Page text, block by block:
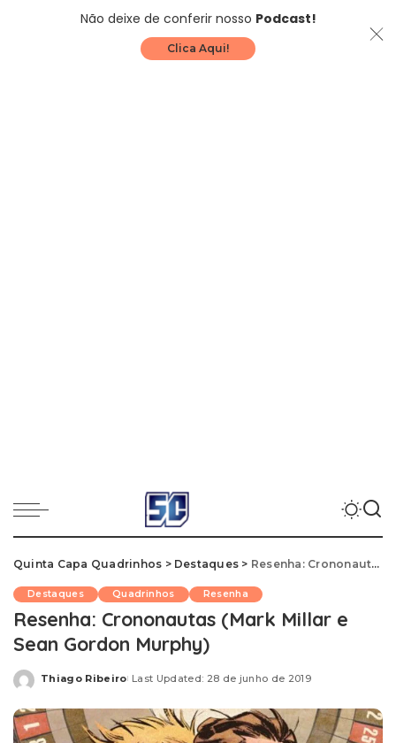
Não deixe de conferir nosso Podcast!
Clica Aqui!
Quinta Capa Quadrinhos > Destaques > Resenha: Crononautas (Mark Millar e Sean Gordon Murphy)
Destaques Quadrinhos Resenha
Resenha: Crononautas (Mark Millar e
Sean Gordon Murphy)
Posted
Thiago Ribeiro Last Updated: 28 de junho de 2019